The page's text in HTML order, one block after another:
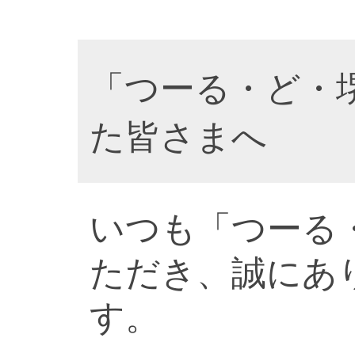
「つーる・ど
た皆さまへ
いつも「つーる
ただき、誠にあ
す。